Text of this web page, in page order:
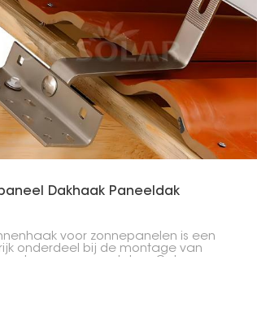
Dakhaak Paneeldak
voor zonnepanelen is een
onderdeel bij de montage van